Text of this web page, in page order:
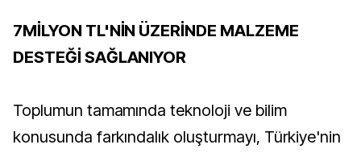
7MİLYON TL'NİN ÜZERİNDE MALZEME
DESTEĞİ SAĞLANIYOR
Toplumun tamamında teknoloji ve bilim
konusunda farkındalık oluşturmayı, Türkiye'nin